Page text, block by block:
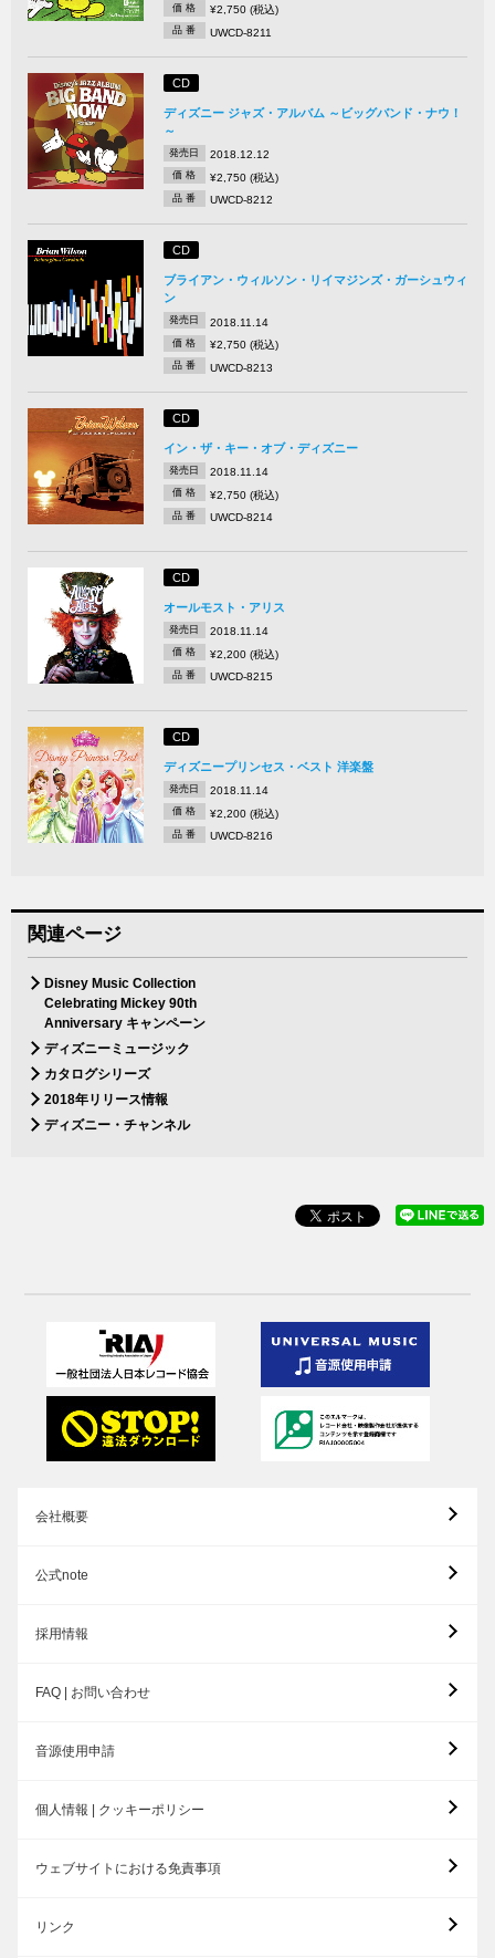
価 格 ¥2,750 (税込)
品 番 UWCD-8211
CD
ディズニー ジャズ・アルバム ～ビッグバンド・ナウ！
～
発売日 2018.12.12
価 格 ¥2,750 (税込)
品 番 UWCD-8212
CD
ブライアン・ウィルソン・リイマジンズ・ガーシュウィ
ン
発売日 2018.11.14
価 格 ¥2,750 (税込)
品 番 UWCD-8213
CD
イン・ザ・キー・オブ・ディズニー
発売日 2018.11.14
価 格 ¥2,750 (税込)
品 番 UWCD-8214
CD
オールモスト・アリス
発売日 2018.11.14
価 格 ¥2,200 (税込)
品 番 UWCD-8215
CD
ディズニープリンセス・ベスト 洋楽盤
発売日 2018.11.14
価 格 ¥2,200 (税込)
品 番 UWCD-8216
関連ページ
Disney Music Collection
Celebrating Mickey 90th
Anniversary キャンペーン
ディズニーミュージック
カタログシリーズ
2018年リリース情報
ディズニー・チャンネル
会社概要
公式note
採用情報
FAQ | お問い合わせ
音源使用申請
個人情報 | クッキーポリシー
ウェブサイトにおける免責事項
リンク